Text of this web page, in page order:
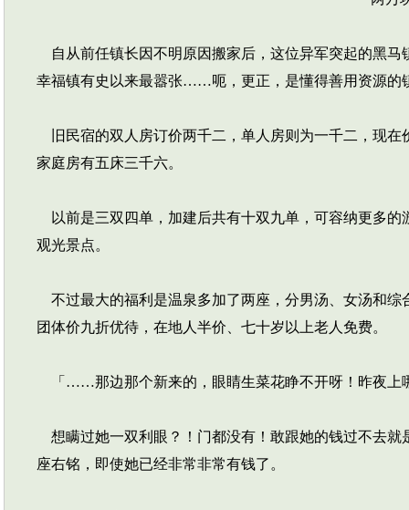
自从前任镇长因不明原因搬家后，这位异军突起的黑马
幸福镇有史以来最嚣张……呃，更正，是懂得善用资源的
旧民宿的双人房订价两千二，单人房则为一千二，现在
家庭房有五床三千六。
以前是三双四单，加建后共有十双九单，可容纳更多的
观光景点。
不过最大的福利是温泉多加了两座，分男汤、女汤和综
团体价九折优待，在地人半价、七十岁以上老人免费。
「……那边那个新来的，眼睛生菜花睁不开呀！昨夜上
想瞒过她一双利眼？！门都没有！敢跟她的钱过不去就
座右铭，即使她已经非常非常有钱了。